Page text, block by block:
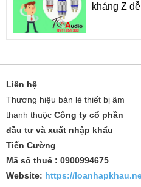
kháng Z
Liên hệ
Thương hiệu bán lẻ thiết bị âm
thanh thuộc Công ty cổ phần
đầu tư và xuất nhập khẩu
Tiến Cường
Mã số thuế : 0900994675
Website: https://